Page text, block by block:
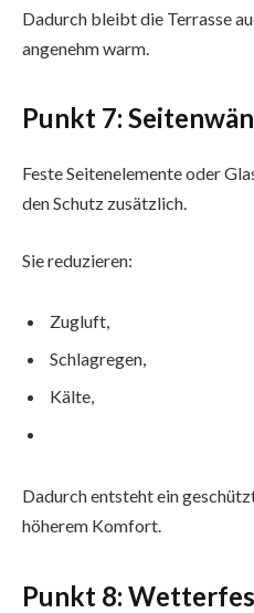
Dadurch bleibt die Terrasse
angenehm warm.
Punkt 7:
Feste Seitenelemente oder
den Schutz zusätzlich.
Sie reduzieren:
Zugluft,
Schlagregen,
Kälte,
Dadurch entsteht ein
höherem Komfort.
Punkt 8: